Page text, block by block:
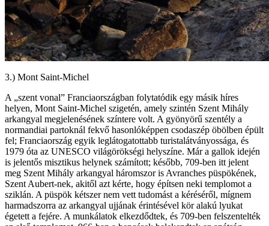
3.) Mont Saint-Michel
A „szent vonal” Franciaországban folytatódik egy másik híres
helyen, Mont Saint-Michel szigetén, amely szintén Szent Mihály
arkangyal megjelenésének színtere volt. A gyönyörű szentély a
normandiai partoknál fekvő hasonlóképpen csodaszép öbölben épült
fel; Franciaország egyik leglátogatottabb turistalátványossága, és
1979 óta az UNESCO világörökségi helyszíne. Már a gallok idején
is jelentős misztikus helynek számított; később, 709-ben itt jelent
meg Szent Mihály arkangyal háromszor is Avranches püspökének,
Szent Aubert-nek, akitől azt kérte, hogy építsen neki templomot a
sziklán. A püspök kétszer nem vett tudomást a kéréséről, mígnem
harmadszorra az arkangyal ujjának érintésével kör alakú lyukat
égetett a fejére. A munkálatok elkezdődtek, és 709-ben felszentelték